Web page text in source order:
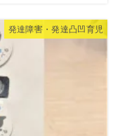
発達障害・発達凸凹育児